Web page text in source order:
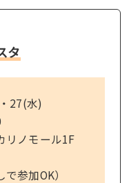
タ
27(水)
リノモール1F
で参加OK）